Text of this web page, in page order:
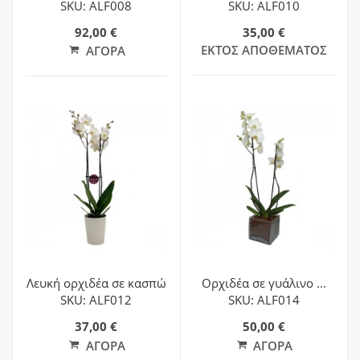
SKU: ALF008
92,00 €
ΑΓΟΡΆ
SKU: ALF010
35,00 €
ΕΚΤΌΣ ΑΠΟΘΈΜΑΤΟΣ
Λευκή ορχιδέα σε κασπώ
SKU: ALF012
37,00 €
ΑΓΟΡΆ
Ορχιδέα σε γυάλινο ...
SKU: ALF014
50,00 €
ΑΓΟΡΆ